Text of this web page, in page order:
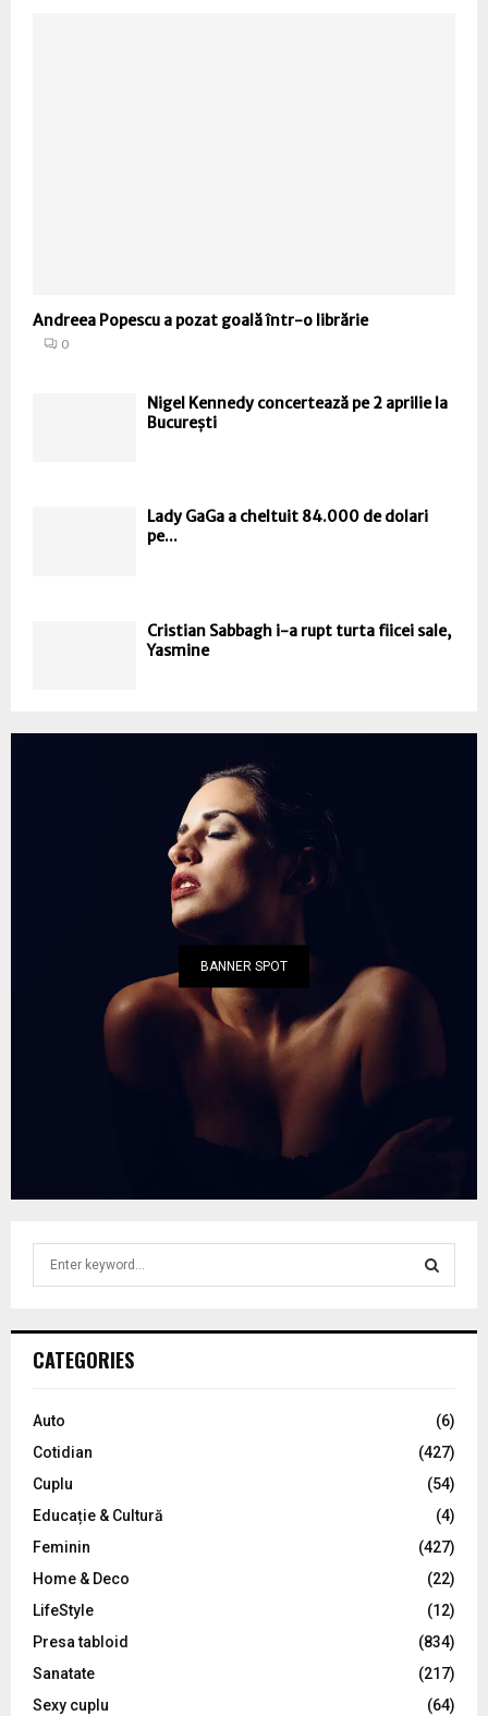
Andreea Popescu a pozat goală într-o librărie
0
Nigel Kennedy concertează pe 2 aprilie la
București
Lady GaGa a cheltuit 84.000 de dolari
pe...
Cristian Sabbagh i-a rupt turta fiicei sale,
Yasmine
BANNER SPOT
h
o
:
C
CATEGORIES
Auto
(6)
Cotidian
(427)
Cuplu
(54)
Educație & Cultură
(4)
Feminin
(427)
Home & Deco
(22)
LifeStyle
(12)
Presa tabloid
(834)
Sanatate
(217)
Sexy cuplu
(64)